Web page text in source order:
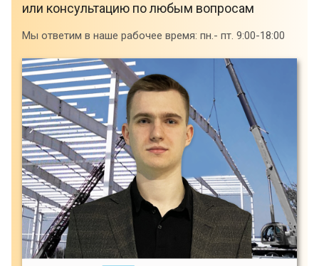
или консультацию по любым вопросам
Мы ответим в наше рабочее время: пн.- пт. 9:00-18:00